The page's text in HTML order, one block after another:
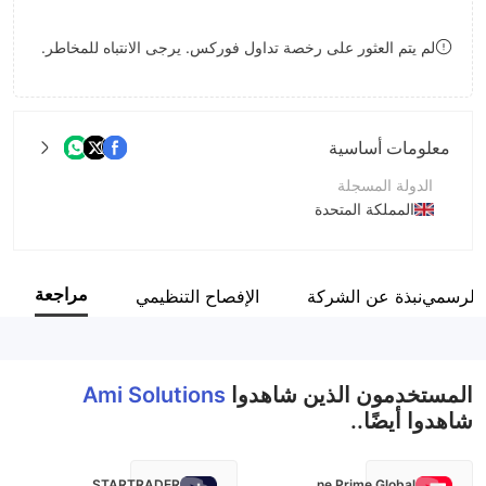
8
لم يتم العثور على رخصة تداول فوركس. يرجى الانتباه للمخاطر.
معلومات أساسية
الدولة المسجلة
المملكة المتحدة
اسم الشركةالرسمينبذة عن الشركة الإفصاح التنظيمي مراجعة
المستخدمون الذين شاهدوا Ami Solutions
شاهدوا أيضًا..